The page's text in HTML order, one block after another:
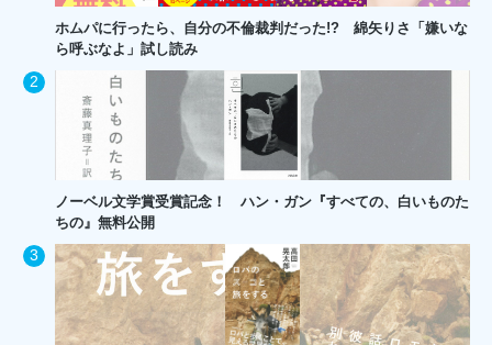
ホムパに行ったら、自分の不倫裁判だった!? 綿矢りさ「嫌いな
ら呼ぶなよ」試し読み
ノーベル文学賞受賞記念！ ハン・ガン『すべての、白いものた
ちの』無料公開